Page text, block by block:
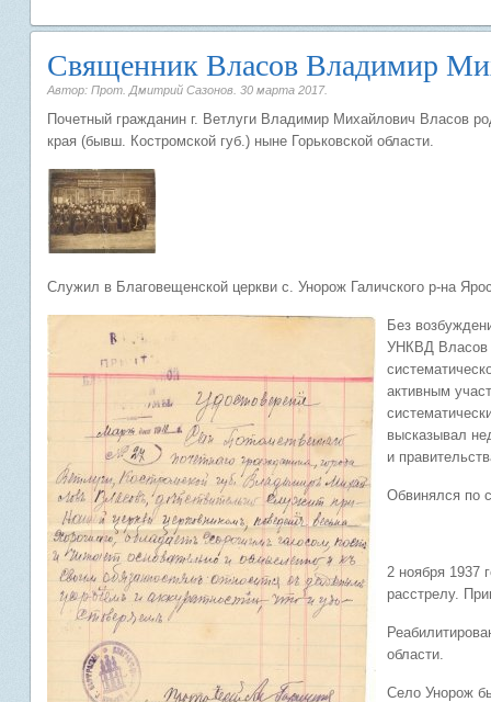
Священник Власов Владимир
Автор: Прот. Дмитрий Сазонов. 30 марта 2017.
Почетный гражданин г. Ветлуги Владимир Михайлович Власов
края (бывш. Костромской губ.) ныне Горьковской области.
Служил в Благовещенской церкви с. Унорож Галичского р-на
Без
УНКВД Власов
активным
высказывал
и
Обвинялся по
2 ноября 1937
расстрелу.
области.
Село Унорож